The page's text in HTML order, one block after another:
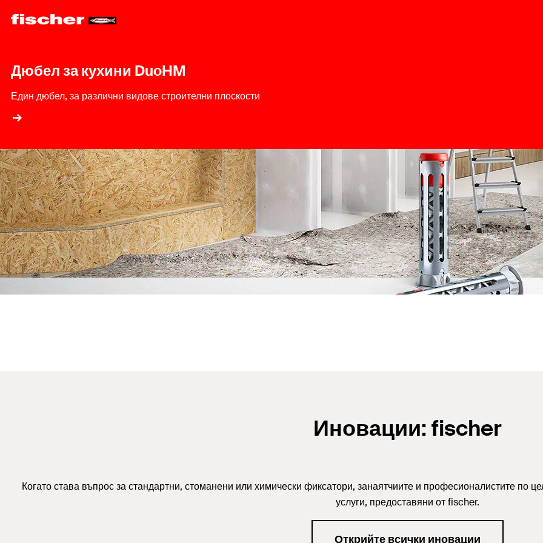
Дюбел за кухини DuoHM
Един дюбел, за различни видове строителни плоскости
Иновации: fischer
Когато става въпрос за стандартни, стоманени или химически фиксатори, занаятчиите и професионалистите по
услуги, предоставяни от fischer.
Открийте всички иновации